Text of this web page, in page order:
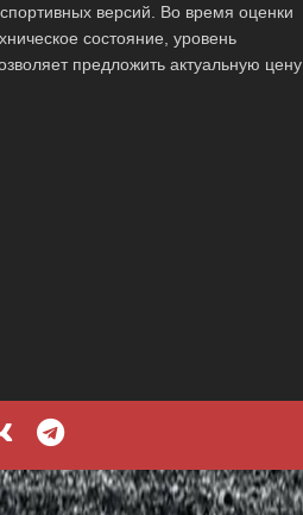
версий. Во время оценки
состояние, уровень
предложить актуальную цену